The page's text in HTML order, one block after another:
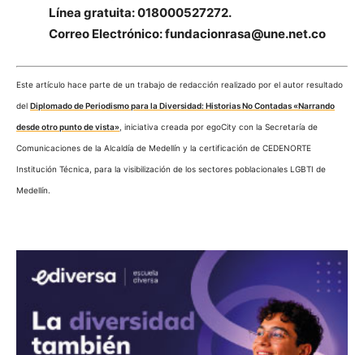
Línea gratuita: 018000527272.
Correo Electrónico: fundacionrasa@une.net.co
Este artículo hace parte de un trabajo de redacción realizado por el autor resultado
del Diplomado de Periodismo para la Diversidad: Historias No Contadas «Narrando
desde otro punto de vista» , iniciativa creada por egoCity con la Secretaría de
Comunicaciones de la Alcaldía de Medellín y la certificación de CEDENORTE
Institución Técnica, para la visibilización de los sectores poblacionales LGBTI de
Medellín.